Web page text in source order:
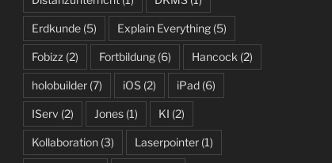
Erdkunde (5) Explain Everything (5)
Fobizz (2) Fortbildung (6) Hancock (2)
holobuilder (7) iOS (2) iPad (6)
IServ (2) Jones (1) KI (2)
Kollaboration (3) Laserpointer (1)